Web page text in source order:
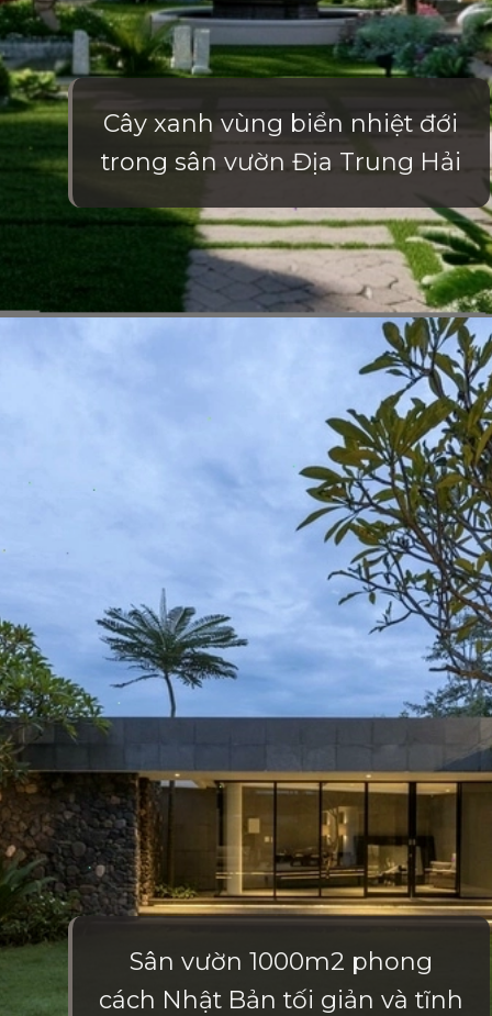
Cây xanh vùng biển nhiệt đới
trong sân vườn Địa Trung Hải
https://vietnamxua.edu.vn/thiet-ke-nha-vuon-1000m2
Sân vườn 1000m2 phong
cách Nhật Bản tối giản và tĩnh